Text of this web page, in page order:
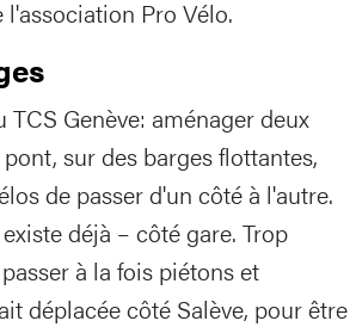
l'association Pro Vélo.
Genève: aménager deux
sur des barges flottantes,
de passer d'un côté à l'autre.
déjà – côté gare. Trop
à la fois piétons et
déplacée côté Salève, pour être